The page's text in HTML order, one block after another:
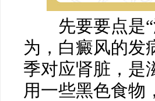
先要要点是“
为，白癜风的发
季对应肾脏，是
用一些黑色食物